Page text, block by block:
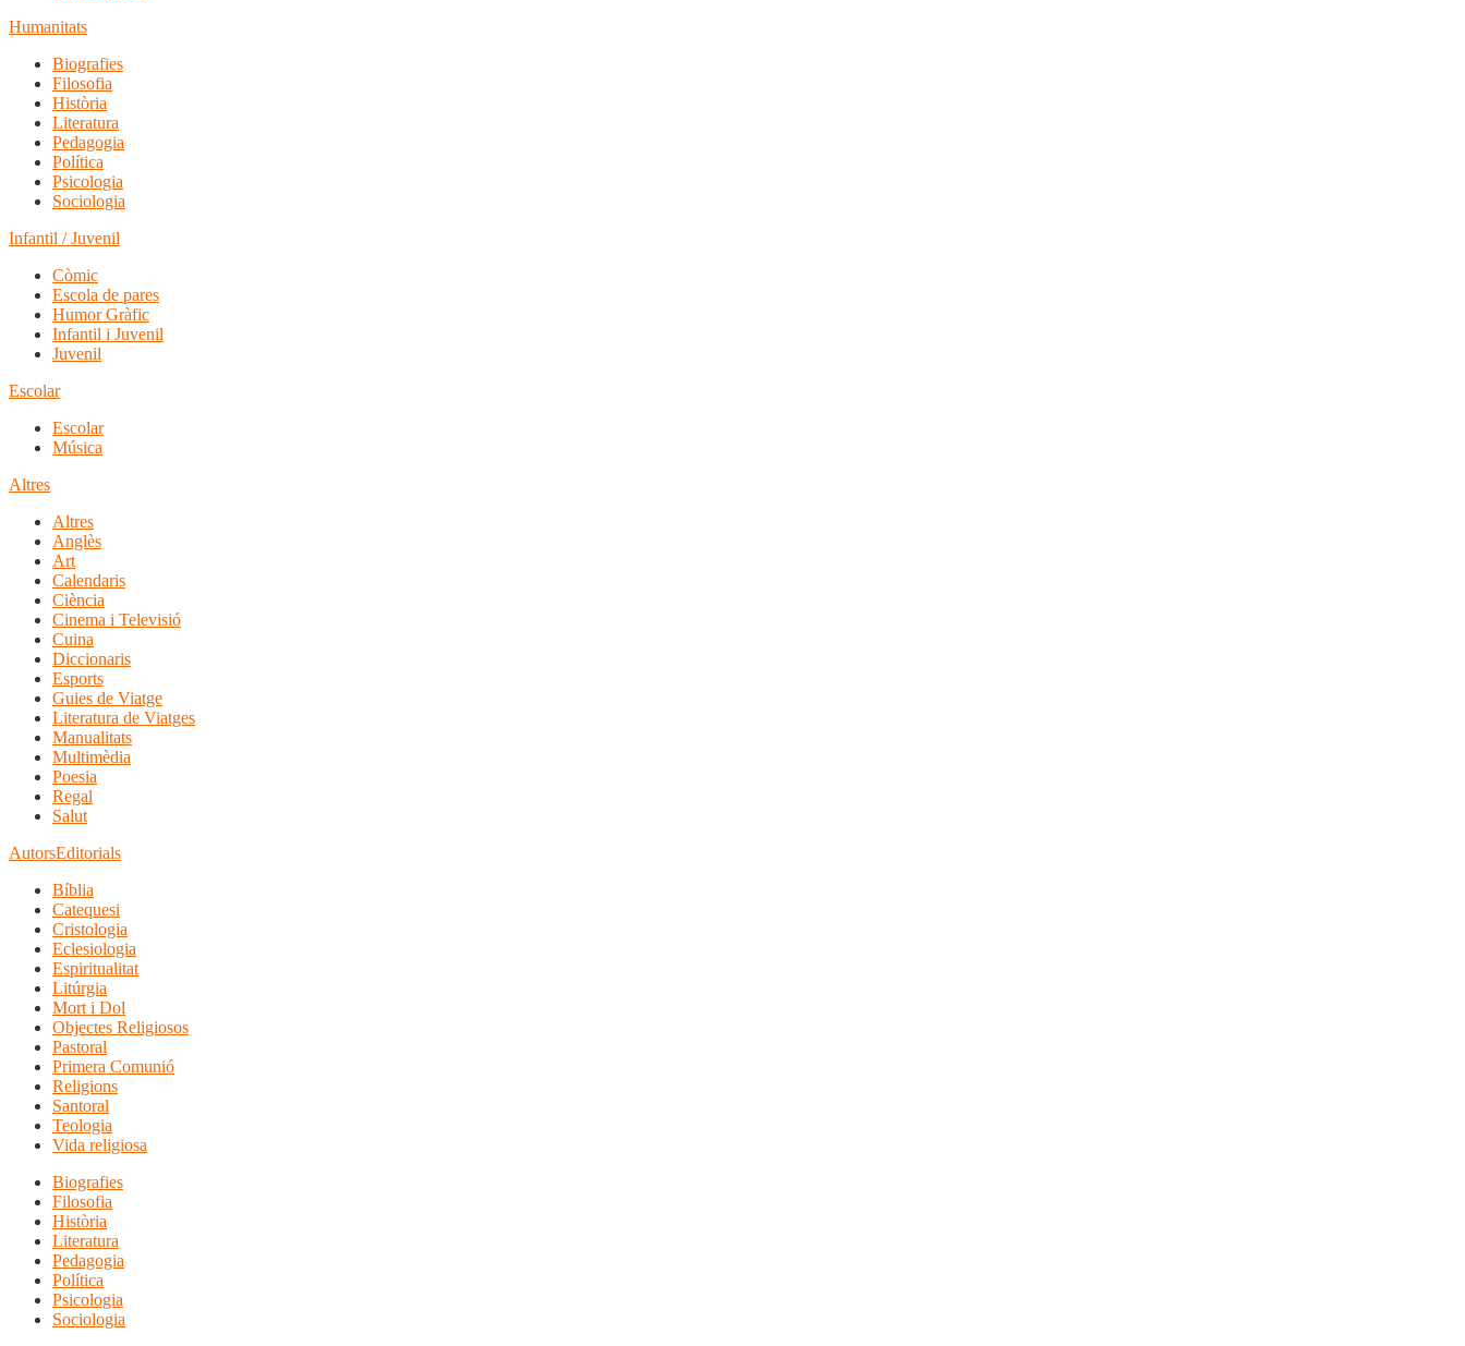
Humanitats
Biografies
Filosofia
Història
Literatura
Pedagogia
Política
Psicologia
Sociologia
Infantil / Juvenil
Còmic
Escola de pares
Humor Gràfic
Infantil i Juvenil
Juvenil
Escolar
Escolar
Música
Altres
Altres
Anglès
Art
Calendaris
Ciència
Cinema i Televisió
Cuina
Diccionaris
Esports
Guies de Viatge
Literatura de Viatges
Manualitats
Multimèdia
Poesia
Regal
Salut
AutorsEditorials
Bíblia
Catequesi
Cristologia
Eclesiologia
Espiritualitat
Litúrgia
Mort i Dol
Objectes Religiosos
Pastoral
Primera Comunió
Religions
Santoral
Teologia
Vida religiosa
Biografies
Filosofia
Història
Literatura
Pedagogia
Política
Psicologia
Sociologia